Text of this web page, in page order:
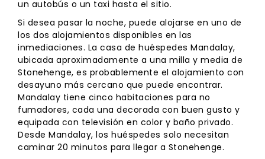
un autobús o un taxi hasta el sitio.
Si desea pasar la noche, puede alojarse en uno de
los dos alojamientos disponibles en las
inmediaciones. La casa de huéspedes Mandalay,
ubicada aproximadamente a una milla y media de
Stonehenge, es probablemente el alojamiento con
desayuno más cercano que puede encontrar.
Mandalay tiene cinco habitaciones para no
fumadores, cada una decorada con buen gusto y
equipada con televisión en color y baño privado.
Desde Mandalay, los huéspedes solo necesitan
caminar 20 minutos para llegar a Stonehenge.